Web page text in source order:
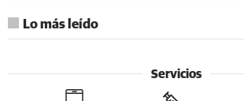
Lo más leído
Servicios